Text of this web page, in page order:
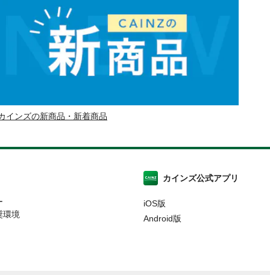
インズの新商品・新着商品
環境
カインズ公式アプリ
iOS版
Android版